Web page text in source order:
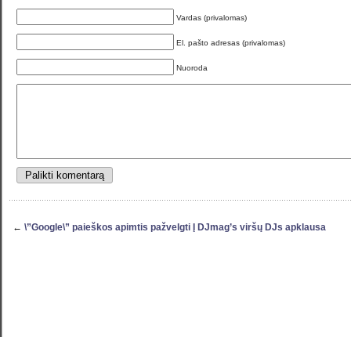
Vardas (privalomas)
El. pašto adresas (privalomas)
Nuoroda
← \”Google\” paieškos apimtis pažvelgti Į DJmag’s viršų DJs apklausa